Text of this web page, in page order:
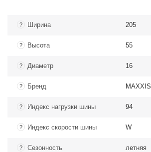
? Ширина 205
? Высота 55
? Диаметр 16
? Бренд MAXXIS
? Индекс нагрузки шины 94
? Индекс скорости шины W
? Сезонность летняя